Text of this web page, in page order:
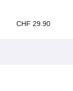
CHF 29.90